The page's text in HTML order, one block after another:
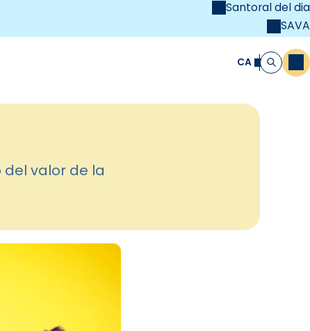
Santoral del dia
SAVA
Cristiana CA Cerca
valor de la